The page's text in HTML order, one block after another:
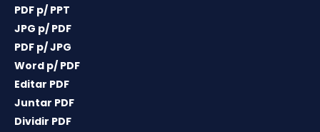
PDF p/ PPT
JPG p/ PDF
PDF p/ JPG
Word p/ PDF
Editar PDF
Juntar PDF
Dividir PDF